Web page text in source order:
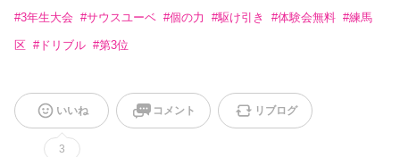
#3年生大会 #サウスユーベ #個の力 #駆け引き #体験会無料 #練馬
区 #ドリブル #第3位
いいね
3
コメント リブログ